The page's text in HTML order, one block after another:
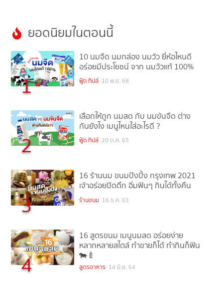
ยอดนิยมในตอนนี้
1
10 นมจืด นมกล่อง นมวัว ยี่ห้อไหนดี
อร่อยมีประโยชน์ จาก นมวัวแท้ 100%
ฟู้ด ทิปส์ 10 พ.ย. 68
2
เลือกให้ถูก นมสด กับ นมข้นจืด ต่าง
กันยังไง เมนูไหนใส่อะไรดี ?
ฟู้ด ทิปส์ 20 ต.ค. 65
3
16 ร้านนม ขนมปังปิ้ง กรุงเทพ 2021
เจ้าอร่อยปิดดึก อิ่มฟินๆ กินได้ทั้งคืน
ร้านขนม 16 ธ.ค. 63
4
16 สูตรขนม เมนูนมสด อร่อยง่าย
หลากหลายสไตล์ ทำขายก็ได้ ทำกินก็ฟิน
🐄🍼
สูตรอาหาร 14 มิ.ย. 64